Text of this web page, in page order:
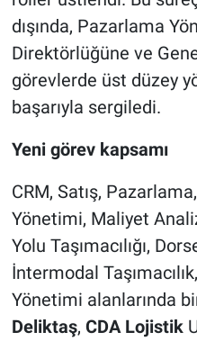
dışında, Pazarlama
Direktörlüğüne ve
görevlerde üst düzey
başarıyla sergiledi.
Yeni görev kapsamı
CRM, Satış,
Yönetimi, Maliyet
Yolu Taşımacılığı,
İntermodal
Yönetimi alanlarında
Deliktaş, CDA Lojistik